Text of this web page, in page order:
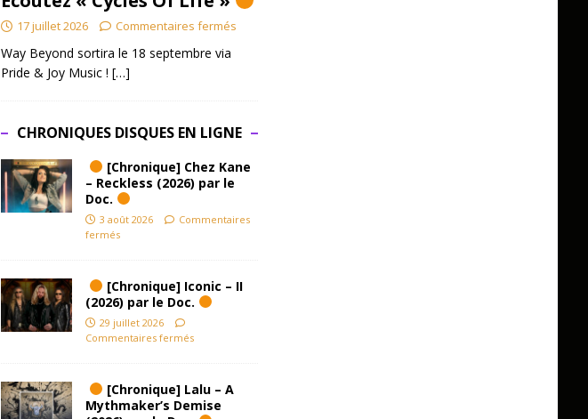
17 juillet 2026 Commentaires fermés
Way Beyond sortira le 18 septembre via
Pride & Joy Music ! […]
CHRONIQUES DISQUES EN LIGNE
[Chronique] Chez Kane
– Reckless (2026) par le
Doc.
3 août 2026
Commentaires
fermés
[Chronique] Iconic – II
(2026) par le Doc.
29 juillet 2026
Commentaires fermés
[Chronique] Lalu – A
Mythmaker’s Demise